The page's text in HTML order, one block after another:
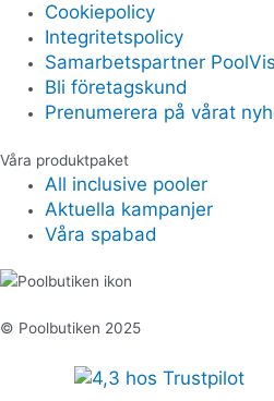
Cookiepolicy
Integritetspolicy
Samarbetspartner
Bli företagskund
Prenumerera på vårat
Våra produktpaket
All inclusive pooler
Aktuella kampanjer
Våra spabad
© Poolbutiken 2025